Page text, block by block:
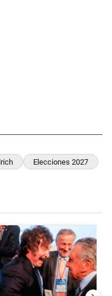
Elecciones 2027
"El Banco Central no
artículo de tendencia con